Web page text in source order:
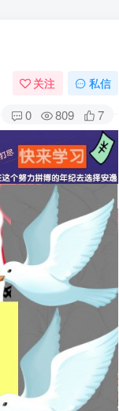
关注 私信
0 809 7